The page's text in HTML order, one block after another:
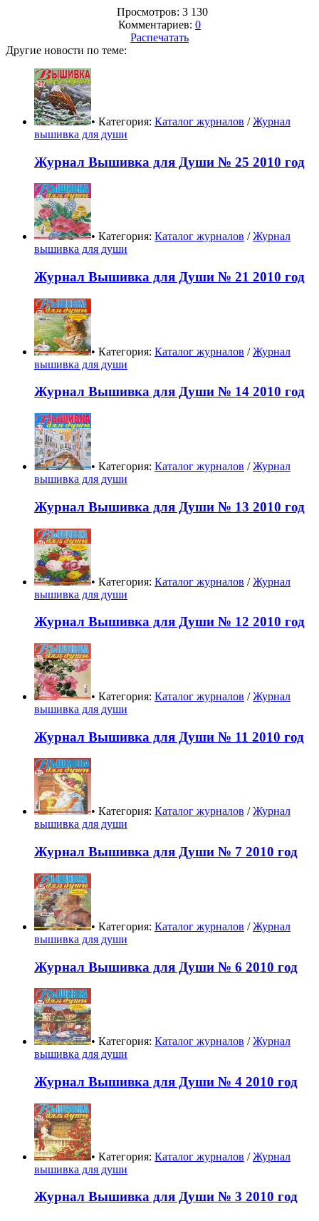
Просмотров: 3 130
Комментариев: 0
Распечатать
Другие новости по теме:
• Категория: Каталог журналов /Журнал
вышивка для души
Журнал Вышивка для Души № 25 2010 год
• Категория: Каталог журналов /Журнал
вышивка для души
Журнал Вышивка для Души № 21 2010 год
• Категория: Каталог журналов /Журнал
вышивка для души
Журнал Вышивка для Души № 14 2010 год
• Категория: Каталог журналов /Журнал
вышивка для души
Журнал Вышивка для Души № 13 2010 год
• Категория: Каталог журналов /Журнал
вышивка для души
Журнал Вышивка для Души № 12 2010 год
• Категория: Каталог журналов /Журнал
вышивка для души
Журнал Вышивка для Души № 11 2010 год
• Категория: Каталог журналов /Журнал
вышивка для души
Журнал Вышивка для Души № 7 2010 год
• Категория: Каталог журналов /Журнал
вышивка для души
Журнал Вышивка для Души № 6 2010 год
• Категория: Каталог журналов /Журнал
вышивка для души
Журнал Вышивка для Души № 4 2010 год
• Категория: Каталог журналов /Журнал
вышивка для души
Журнал Вышивка для Души № 3 2010 год